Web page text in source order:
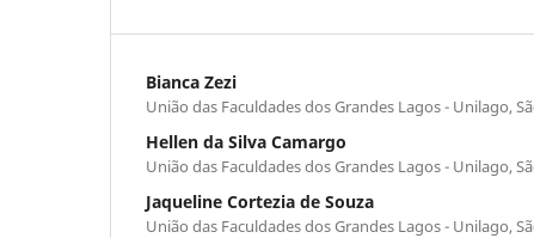
Bianca Zezi
União das Faculdades dos Grandes Lagos - Unilago,
Hellen da Silva Camargo
União das Faculdades dos Grandes Lagos - Unilago,
Jaqueline Cortezia de Souza
União das Faculdades dos Grandes Lagos - Unilago,